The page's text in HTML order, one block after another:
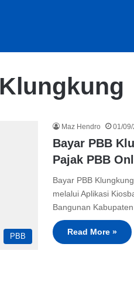
PBB
Maz Hendro 01/
Bayar PBB
Pajak PBB
Bayar PBB
melalui Aplikasi
Bangunan
Read More »